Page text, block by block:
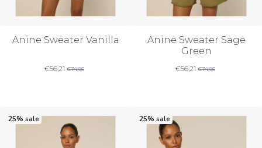
Anine Sweater Vanilla
€56,21 €74,95
Anine Sweater Sage
Green
€56,21 €74,95
25% sale 25% sale